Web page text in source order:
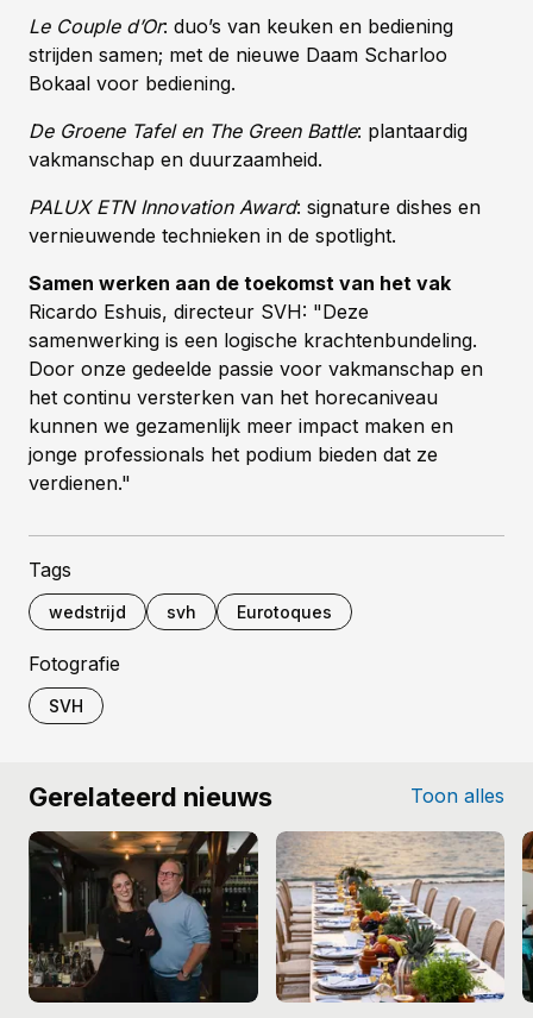
Le Couple d’Or: duo’s van keuken en bediening
strijden samen; met de nieuwe Daam Scharloo
Bokaal voor bediening.
De Groene Tafel en The Green Battle: plantaardig
vakmanschap en duurzaamheid.
PALUX ETN Innovation Award: signature dishes en
vernieuwende technieken in de spotlight.
Samen werken aan de toekomst van het vak
Ricardo Eshuis, directeur SVH: "Deze
samenwerking is een logische krachtenbundeling.
Door onze gedeelde passie voor vakmanschap en
het continu versterken van het horecaniveau
kunnen we gezamenlijk meer impact maken en
jonge professionals het podium bieden dat ze
verdienen."
Tags
wedstrijd svh Eurotoques
Fotografie
SVH
Gerelateerd nieuws Toon alles